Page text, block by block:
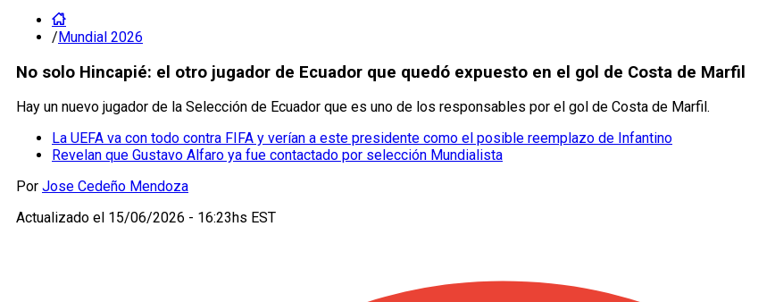
/Mundial 2026
No solo Hincapié: el otro jugador de Ecuador que quedó expuesto en el gol de Costa de Marfil
Hay un nuevo jugador de la Selección de Ecuador que es uno de los responsables por el gol de Costa de Marfil.
La UEFA va con todo contra FIFA y verían a este presidente como el posible reemplazo de Infantino
Revelan que Gustavo Alfaro ya fue contactado por selección Mundialista
Por Jose Cedeño Mendoza
Actualizado el 15/06/2026 - 16:23hs EST